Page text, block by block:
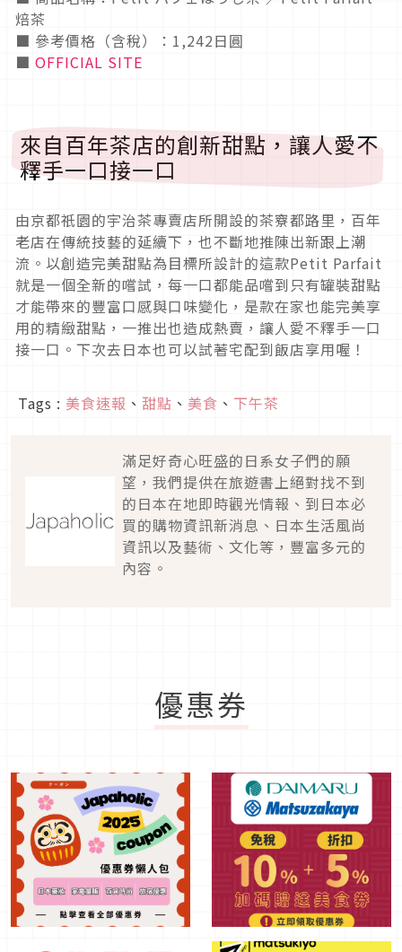
焙茶
■ 參考價格（含稅）：1,242日圓
■ OFFICIAL SITE
來自百年茶店的創新甜點，讓人愛不
釋手一口接一口
由京都祇園的宇治茶專賣店所開設的茶竂都路里，百年
老店在傳統技藝的延續下，也不斷地推陳出新跟上潮
流。以創造完美甜點為目標所設計的這款Petit Parfait
就是一個全新的嚐試，每一口都能品嚐到只有罐裝甜點
才能帶來的豐富口感與口味變化，是款在家也能完美享
用的精緻甜點，一推出也造成熱賣，讓人愛不釋手一口
接一口。下次去日本也可以試著宅配到飯店享用喔！
Tags : 美食速報 、 甜點 、 美食 、 下午茶
滿足好奇心旺盛的日系女子們的願
望，我們提供在旅遊書上絕對找不到
的日本在地即時觀光情報、到日本必
買的購物資訊新消息、日本生活風尚
資訊以及藝術、文化等，豐富多元的
內容。
優惠券